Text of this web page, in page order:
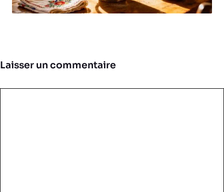
Laisser un commentaire